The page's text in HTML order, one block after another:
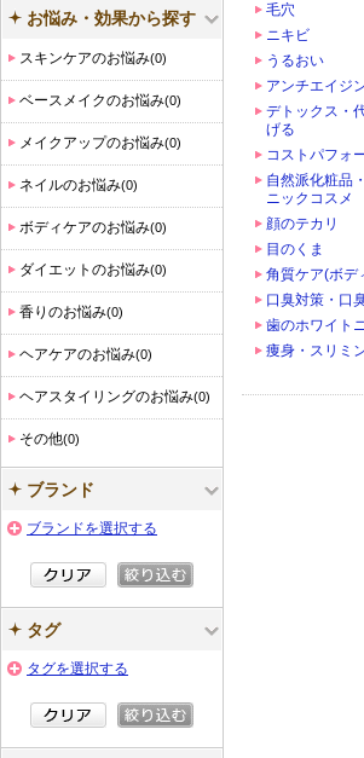
毛穴
ニキビ
うるおい
アンチエイジ
デトックス・
げる
コストパフォ
自然派化粧品
ニックコスメ
顔のテカリ
目のくま
角質ケア(ボデ
口臭対策・口
歯のホワイト
痩身・スリミ
お悩み・効果から探す
スキンケアのお悩み(0)
ベースメイクのお悩み(0)
メイクアップのお悩み(0)
ネイルのお悩み(0)
ボディケアのお悩み(0)
ダイエットのお悩み(0)
香りのお悩み(0)
ヘアケアのお悩み(0)
ヘアスタイリングのお悩み(0)
その他(0)
ブランド
ブランドを選択する
タグ
タグを選択する